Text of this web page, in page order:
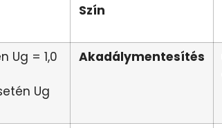
Szín
Ug = 1,0
Ug
Akadálymentesítés